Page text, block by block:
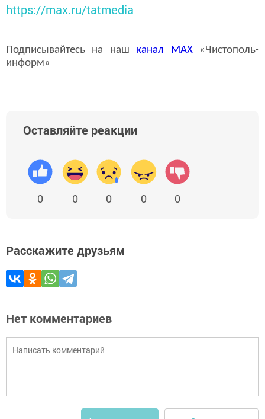
https://max.ru/tatmedia
Подписывайтесь на наш канал MAX«Чистополь-
информ»
Оставляйте реакции
0 0 0 0 0
Расскажите друзьям
Нет комментариев